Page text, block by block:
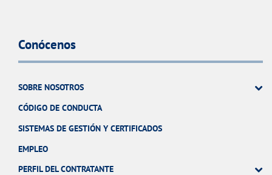
Conócenos
SOBRE NOSOTROS
CÓDIGO DE CONDUCTA
SISTEMAS DE GESTIÓN Y CERTIFICADOS
EMPLEO
PERFIL DEL CONTRATANTE